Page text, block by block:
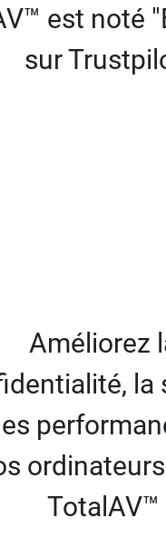
est noté
sur
Améliorez
la
TotalAV™